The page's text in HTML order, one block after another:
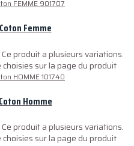
Femme
Ce produit a plusieurs variations.
sur la page du produit
Homme
Ce produit a plusieurs variations.
sur la page du produit